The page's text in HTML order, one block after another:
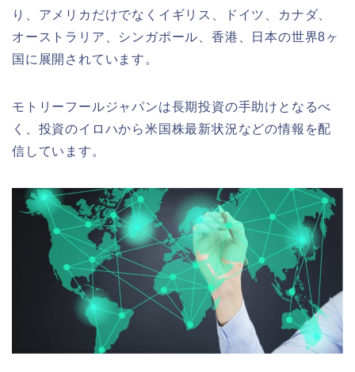
り、アメリカだけでなくイギリス、ドイツ、カナダ、
オーストラリア、シンガポール、香港、日本の世界8ヶ
国に展開されています。
モトリーフールジャパンは長期投資の手助けとなるべ
く、投資のイロハから米国株最新状況などの情報を配
信しています。